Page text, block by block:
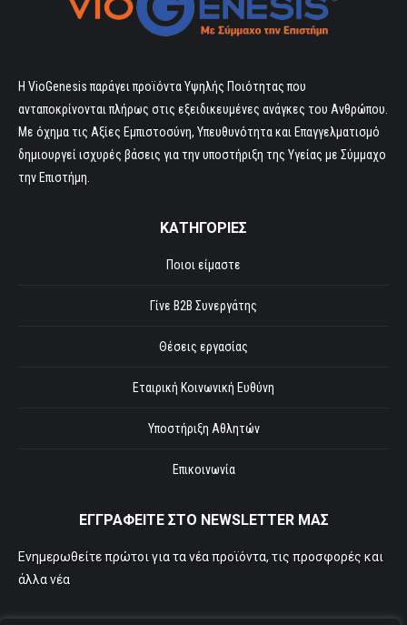
Η VioGenesis παράγει προϊόντα Υψηλής Ποιότητας που
ανταποκρίνονται πλήρως στις εξειδικευμένες ανάγκες του Ανθρώπου.
Με όχημα τις Αξίες Εμπιστοσύνη, Υπευθυνότητα και Επαγγελματισμό
δημιουργεί ισχυρές βάσεις για την υποστήριξη της Υγείας με Σύμμαχο
την Επιστήμη.
ΚΑΤΗΓΟΡΙΕΣ
Ποιοι είμαστε
Γίνε B2B Συνεργάτης
Θέσεις εργασίας
Εταιρική Κοινωνική Ευθύνη
Υποστήριξη Αθλητών
Επικοινωνία
ΕΓΓΡΑΦΕΙΤΕ ΣΤΟ NEWSLETTER ΜΑΣ
Ενημερωθείτε πρώτοι για τα νέα προϊόντα, τις προσφορές και
άλλα νέα